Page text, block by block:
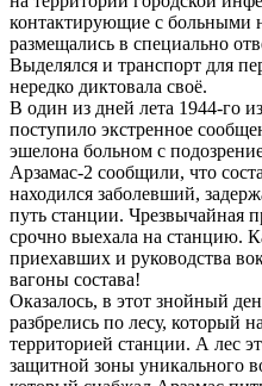
контактирующие с больными
размещались в специально
Выделялся и транспорт для
нередко диктовала своё.
В один из дней лета 1944-го
поступило экстренное
эшелона больном с
Арзамас-2 сообщили, что
находился заболевший,
путь станции. Чрезвычайная
срочно выехала на станцию.
приехавших и руководства
вагоны состава!
Оказалось, в этот знойный
разбрелись по лесу, который
территорией станции. А лес
защитной зоны уникального